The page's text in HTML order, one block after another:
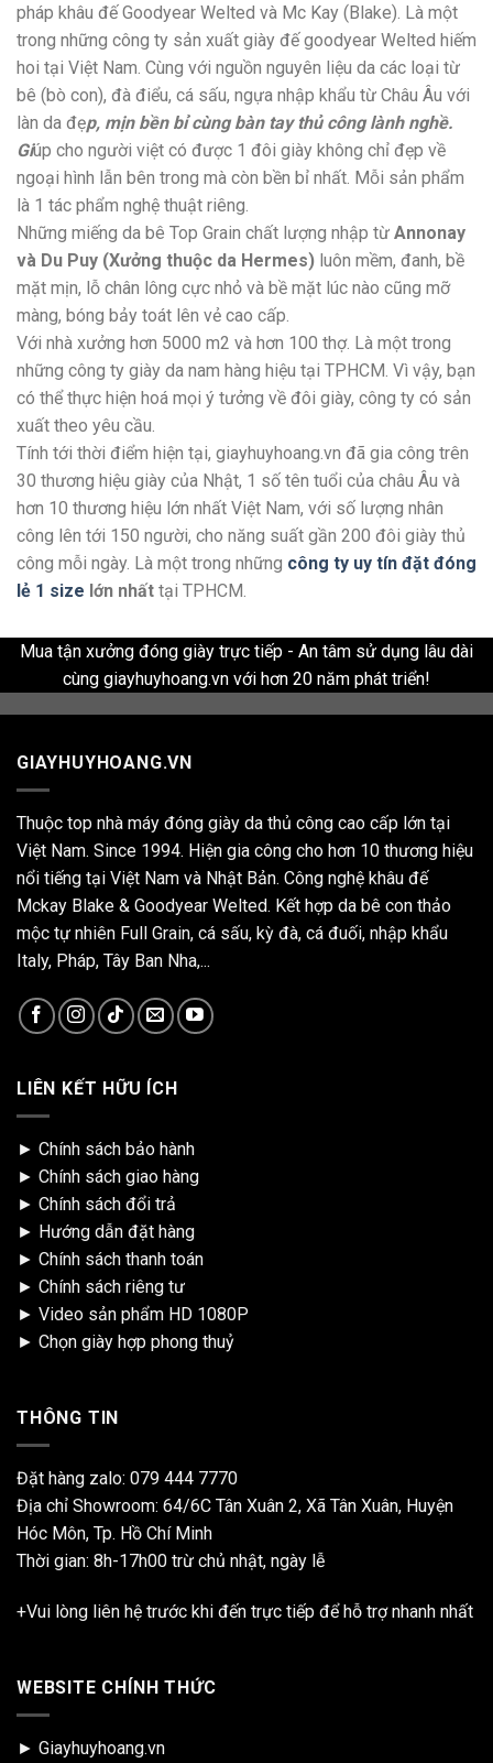
pháp khâu đế Goodyear Welted và Mc Kay (Blake). Là một
trong những công ty sản xuất giày đế goodyear Welted hiếm
hoi tại Việt Nam. Cùng với nguồn nguyên liệu da các loại từ
bê (bò con), đà điểu, cá sấu, ngựa nhập khẩu từ Châu Âu với
làn da đẹp, mịn bền bỉ cùng bàn tay thủ công lành nghề.
Giúp cho người việt có được 1 đôi giày không chỉ đẹp về
ngoại hình lẫn bên trong mà còn bền bỉ nhất. Mỗi sản phẩm
là 1 tác phẩm nghệ thuật riêng.
Những miếng da bê Top Grain chất lượng nhập từ Annonay
và Du Puy (Xưởng thuộc da Hermes) luôn mềm, đanh, bề
mặt mịn, lỗ chân lông cực nhỏ và bề mặt lúc nào cũng mỡ
màng, bóng bảy toát lên vẻ cao cấp.
Với nhà xưởng hơn 5000 m2 và hơn 100 thợ. Là một trong
những công ty giày da nam hàng hiệu tại TPHCM. Vì vậy, bạn
có thể thực hiện hoá mọi ý tưởng về đôi giày, công ty có sản
xuất theo yêu cầu.
Tính tới thời điểm hiện tại, giayhuyhoang.vn đã gia công trên
30 thương hiệu giày của Nhật, 1 số tên tuổi của châu Âu và
hơn 10 thương hiệu lớn nhất Việt Nam, với số lượng nhân
công lên tới 150 người, cho năng suất gần 200 đôi giày thủ
công mỗi ngày. Là một trong những công ty uy tín đặt đóng
lẻ 1 size lớn nhất tại TPHCM.
Mua tận xưởng đóng giày trực tiếp - An tâm sử dụng lâu dài
cùng giayhuyhoang.vn với hơn 20 năm phát triển!
GIAYHUYHOANG.VN
Thuộc top nhà máy đóng giày da thủ công cao cấp lớn tại
Việt Nam. Since 1994. Hiện gia công cho hơn 10 thương hiệu
nổi tiếng tại Việt Nam và Nhật Bản. Công nghệ khâu đế
Mckay Blake & Goodyear Welted. Kết hợp da bê con thảo
mộc tự nhiên Full Grain, cá sấu, kỳ đà, cá đuối, nhập khẩu
Italy, Pháp, Tây Ban Nha,...
LIÊN KẾT HỮU ÍCH
► Chính sách bảo hành
► Chính sách giao hàng
► Chính sách đổi trả
► Hướng dẫn đặt hàng
► Chính sách thanh toán
► Chính sách riêng tư
► Video sản phẩm HD 1080P
► Chọn giày hợp phong thuỷ
THÔNG TIN
Đặt hàng zalo: 079 444 7770
Địa chỉ Showroom: 64/6C Tân Xuân 2, Xã Tân Xuân, Huyện
Hóc Môn, Tp. Hồ Chí Minh
Thời gian: 8h-17h00 trừ chủ nhật, ngày lễ
+Vui lòng liên hệ trước khi đến trực tiếp để hỗ trợ nhanh nhất
WEBSITE CHÍNH THỨC
► Giayhuyhoang.vn